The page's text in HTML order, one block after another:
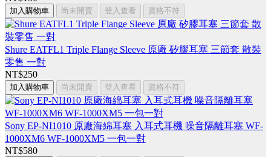
加入購物車 尚未開賣 登入查看 資格不符
Shure EATFL1 Triple Flange Sleeve 原廠 矽膠耳塞 三節套 散裝
零售 一對
NT$250
加入購物車 尚未開賣 登入查看 資格不符
Sony EP-NI1010 原廠海綿耳塞 入耳式耳機 噪音隔離耳塞 WF-
1000XM6 WF-1000XM5 一包一對
NT$580